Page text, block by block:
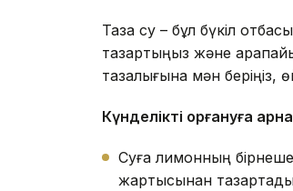
Таза су – бұл бүкіл
тазартыңыз және
тазалығына мән беріңіз,
Күнделікті қорғануға
Суға лимонның
жартысынан